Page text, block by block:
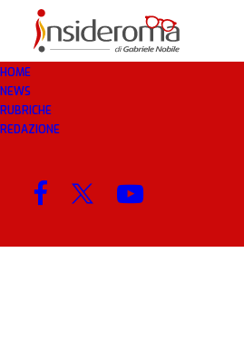
HOME
NEWS
RUBRICHE
REDAZIONE
SCAMPAGNATA
MENU